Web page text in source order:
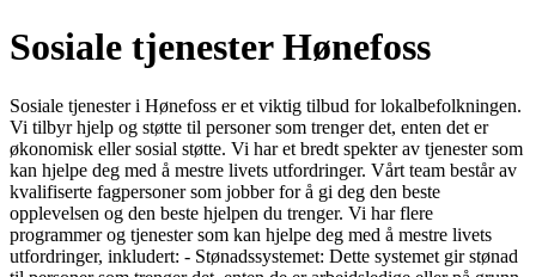
Sosiale tjenester Hønefoss
Sosiale tjenester i Hønefoss er et viktig tilbud for lokalbefolkningen.
Vi tilbyr hjelp og støtte til personer som trenger det, enten det er
økonomisk eller sosial støtte. Vi har et bredt spekter av tjenester som
kan hjelpe deg med å mestre livets utfordringer. Vårt team består av
kvalifiserte fagpersoner som jobber for å gi deg den beste
opplevelsen og den beste hjelpen du trenger. Vi har flere
programmer og tjenester som kan hjelpe deg med å mestre livets
utfordringer, inkludert: - Stønadssystemet: Dette systemet gir stønad